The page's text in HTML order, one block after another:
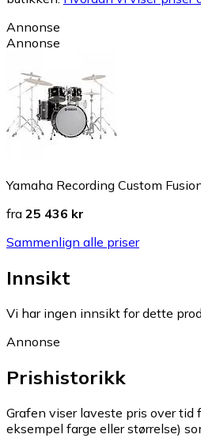
Annonse
Annonse
Yamaha Recording Custom
fra 25 436 kr
Sammenlign alle priser
Innsikt
Vi har ingen innsikt for dette
Annonse
Prishistorikk
Grafen viser laveste pris over tid
eksempel farge eller størrelse)